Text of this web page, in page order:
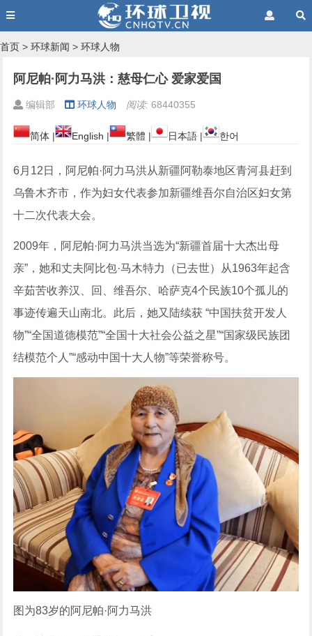
首页 > 环球新闻 > 环球人物
阿尼帕·阿力马洪：慈母仁心 爱家爱国
编辑部 环球人物 阅读: 68440355
简体 | English | 繁體 | 日本語 | 한어
6月12日，阿尼帕·阿力马洪从新疆阿勒泰地区青河县赶到
乌鲁木齐市，作为妇女代表参加新疆维吾尔自治区妇女第
十二次代表大会。
2009年，阿尼帕·阿力马洪当选为“新疆首届十大杰出母
亲”，她和丈夫阿比包·马木特力（已去世）从1963年起含
辛茹苦收养汉、回、维吾尔、哈萨克4个民族10个孤儿的
事迹传遍天山南北。此后，她又陆续获 “中国扶贫开发人
物”“全国道德模范”“全国十大社会公益之星”“国家级民族团
结模范个人”“感动中国十大人物”等荣誉称号。
图为83岁的阿尼帕·阿力马洪